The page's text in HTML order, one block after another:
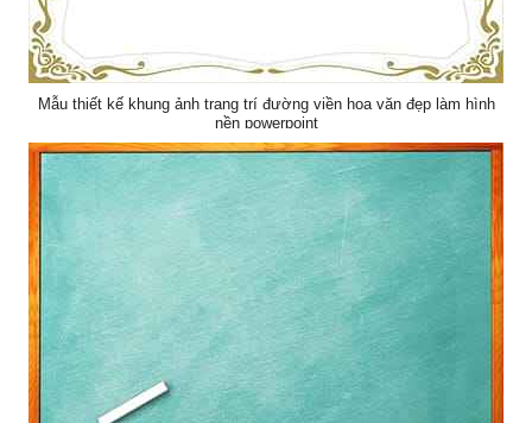
Mẫu thiết kế khung ảnh trang trí đường viền hoa văn đẹp làm hình
nền powerpoint